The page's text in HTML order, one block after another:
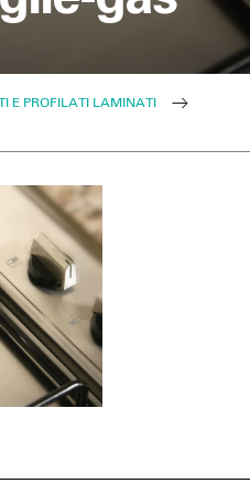
E PROFILATI LAMINATI